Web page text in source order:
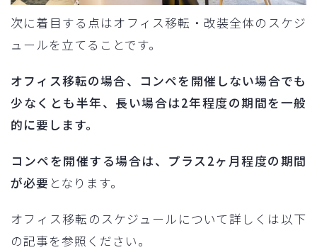
次に着目する点はオフィス移転・改装全体のスケジ
ュールを立てることです。
オフィス移転の場合、コンペを開催しない場合でも
少なくとも半年、長い場合は2年程度の期間を一般
的に要します。
コンペを開催する場合は、プラス2ヶ月程度の期間
が必要 となります。
オフィス移転のスケジュールについて詳しくは以下
の記事を参照ください。